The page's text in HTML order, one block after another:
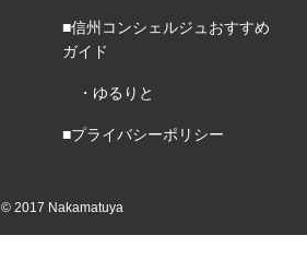
■信州コンシェルジュおすすめ
ガイド
・ゆるりと
■プライバシーポリシー
© 2017 Nakamatuya